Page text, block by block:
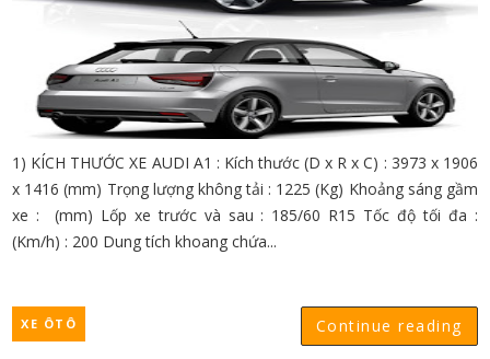
1) KÍCH THƯỚC XE AUDI A1 : Kích thước (D x R x C) : 3973 x 1906
x 1416 (mm) Trọng lượng không tải : 1225 (Kg) Khoảng sáng gầm
xe : (mm) Lốp xe trước và sau : 185/60 R15 Tốc độ tối đa :
(Km/h) : 200 Dung tích khoang chứa...
Continue reading
XE ÔTÔ